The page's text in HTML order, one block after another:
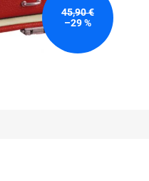
45,90 €
–29 %